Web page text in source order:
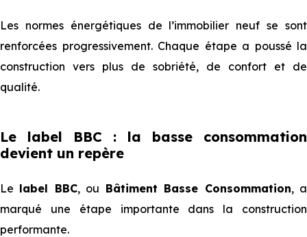
Les normes énergétiques de l’immobilier neuf se sont
renforcées progressivement. Chaque étape a poussé la
construction vers plus de sobriété, de confort et de
qualité.
Le label BBC : la basse consommation
devient un repère
Le label BBC, ou Bâtiment Basse Consommation, a
marqué une étape importante dans la construction
performante.